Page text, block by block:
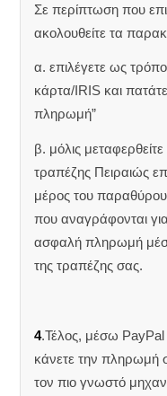
Σε περίπτωση που
ακολουθείτε τα
α. επιλέγετε ως
κάρτα/IRIS και
πληρωμή”
β. μόλις
τραπέζης Πειραιώς
μέρος του παραθύρου.
που αναγράφονται
ασφαλή πληρωμή
της τραπέζης σας.
4.Τέλος, μέσω PayPal
κάνετε την πληρωμή
τον πιο γνωστό